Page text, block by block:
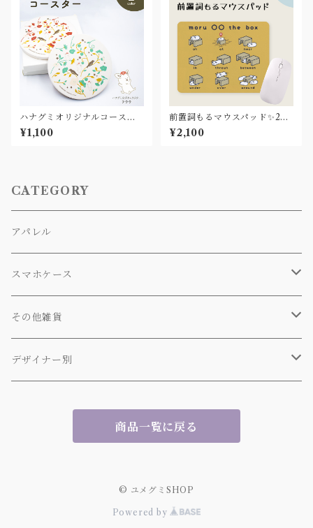
ハナグミオリジナルコースタ
ー✨2color
¥1,100
前置詞もるマウスパッド✨2co
lor
¥2,100
CATEGORY
アパレル
スマホケース
背面カバー
手帳型カバー
その他雑貨
トートバッグ
デザイナー別
【リベラル】Y.O.
商品一覧に戻る
© ユメグミSHOP
Powered by